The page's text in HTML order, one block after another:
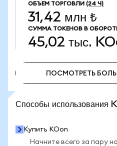
ОБЪЕМ ТОРГОВЛИ (24 Ч)
31,42 млн ₺
СУММА ТОКЕНОВ В
45,02 тыс.
ПОСМОТРЕТЬ
Способы
Купить KOon
Начните всего за пару